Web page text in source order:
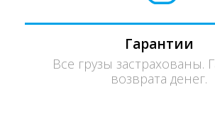
Гарантии
Все грузы застрахованы.
возврата денег.